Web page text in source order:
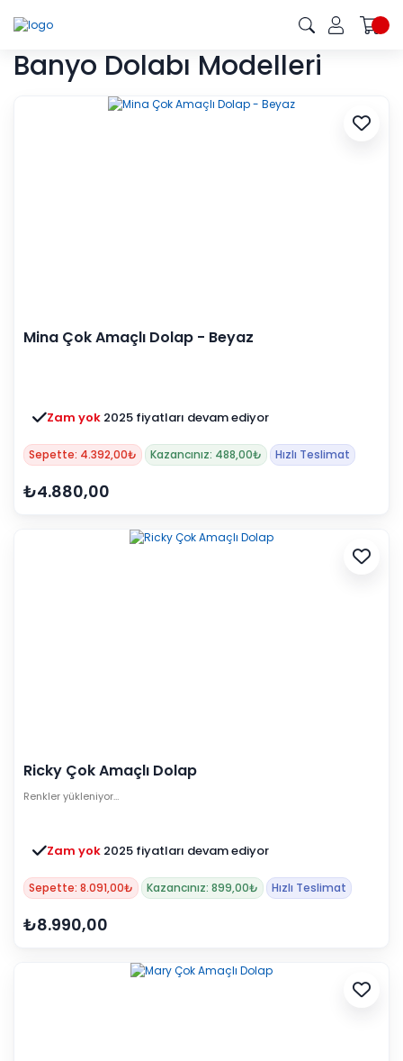
Banyo Dolabı Modelleri
Mina Çok Amaçlı Dolap - Beyaz
Zam yok 2025 fiyatları devam ediyor
Sepette: 4.392,00₺ Kazancınız: 488,00₺ Hızlı Teslimat
₺4.880,00
Ricky Çok Amaçlı Dolap
Renkler yükleniyor…
Zam yok 2025 fiyatları devam ediyor
Sepette: 8.091,00₺ Kazancınız: 899,00₺ Hızlı Teslimat
₺8.990,00